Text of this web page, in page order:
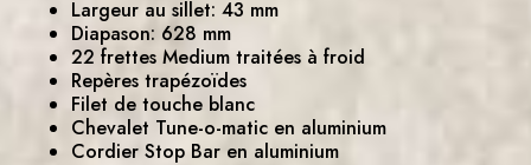
Largeur au sillet: 43 mm
Diapason: 628 mm
22 frettes Medium traitées à froid
Repères trapézoïdes
Filet de touche blanc
Chevalet Tune-o-matic en aluminium
Cordier Stop Bar en aluminium